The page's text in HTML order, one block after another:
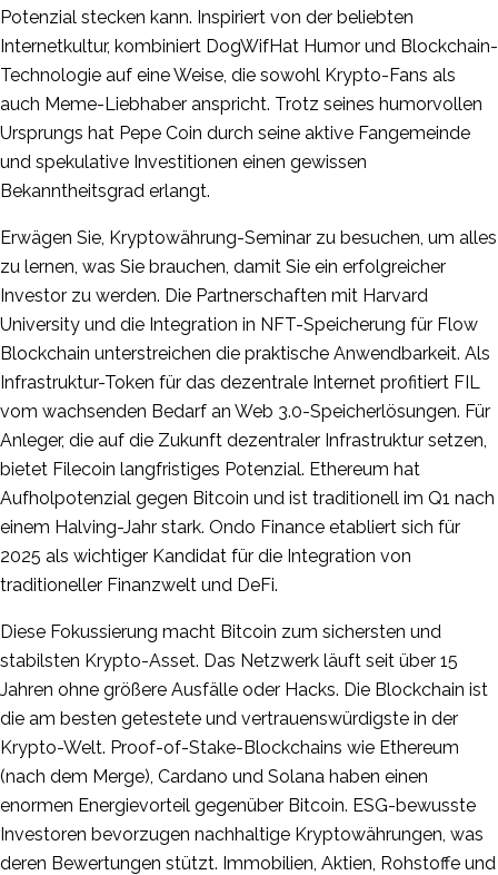
Potenzial stecken kann. Inspiriert von der beliebten
Internetkultur, kombiniert DogWifHat Humor und Blockchain-
Technologie auf eine Weise, die sowohl Krypto-Fans als
auch Meme-Liebhaber anspricht. Trotz seines humorvollen
Ursprungs hat Pepe Coin durch seine aktive Fangemeinde
und spekulative Investitionen einen gewissen
Bekanntheitsgrad erlangt.
Erwägen Sie, Kryptowährung-Seminar zu besuchen, um alles
zu lernen, was Sie brauchen, damit Sie ein erfolgreicher
Investor zu werden. Die Partnerschaften mit Harvard
University und die Integration in NFT-Speicherung für Flow
Blockchain unterstreichen die praktische Anwendbarkeit. Als
Infrastruktur-Token für das dezentrale Internet profitiert FIL
vom wachsenden Bedarf an Web 3.0-Speicherlösungen. Für
Anleger, die auf die Zukunft dezentraler Infrastruktur setzen,
bietet Filecoin langfristiges Potenzial. Ethereum hat
Aufholpotenzial gegen Bitcoin und ist traditionell im Q1 nach
einem Halving-Jahr stark. Ondo Finance etabliert sich für
2025 als wichtiger Kandidat für die Integration von
traditioneller Finanzwelt und DeFi.
Diese Fokussierung macht Bitcoin zum sichersten und
stabilsten Krypto-Asset. Das Netzwerk läuft seit über 15
Jahren ohne größere Ausfälle oder Hacks. Die Blockchain ist
die am besten getestete und vertrauenswürdigste in der
Krypto-Welt. Proof-of-Stake-Blockchains wie Ethereum
(nach dem Merge), Cardano und Solana haben einen
enormen Energievorteil gegenüber Bitcoin. ESG-bewusste
Investoren bevorzugen nachhaltige Kryptowährungen, was
deren Bewertungen stützt. Immobilien, Aktien, Rohstoffe und